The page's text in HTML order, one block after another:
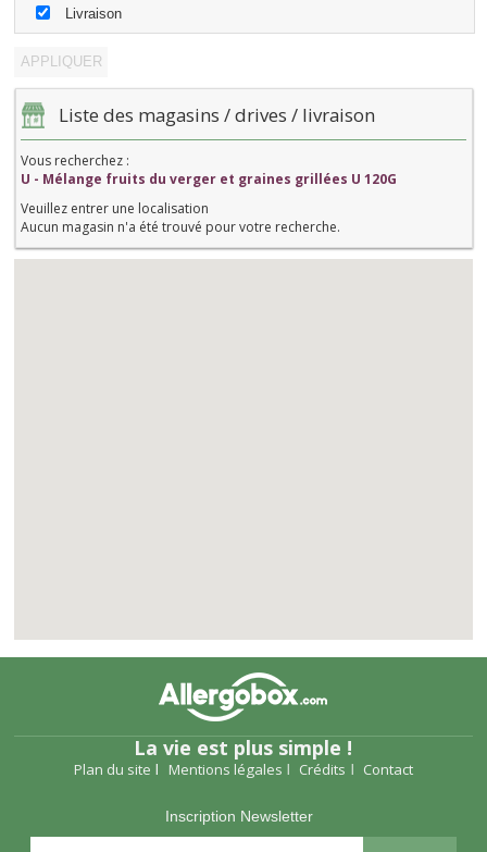
Livraison
Liste des magasins / drives / livraison
Vous recherchez :
U - Mélange fruits du verger et graines grillées U 120G
Veuillez entrer une localisation
Aucun magasin n'a été trouvé pour votre recherche.
La vie est plus simple !
Plan du site Mentions légales Crédits Contact
Inscription Newsletter